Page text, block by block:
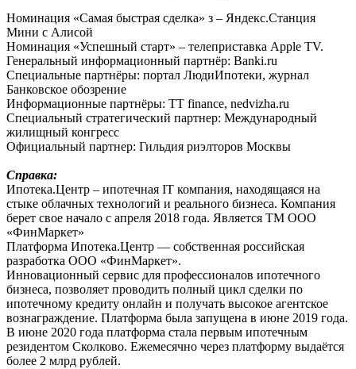
Номинация «Самая быстрая сделка» з – Яндекс.Станция
Мини с Алисой
Номинация «Успешный старт» – телеприставка Apple TV.
Генеральный информационный партнёр: Banki.ru
Специальные партнёры: портал ЛюдиИпотеки, журнал
Банковское обозрение
Информационные партнёры: TT finance, nedvizha.ru
Специальный стратегический партнер: Международный
жилищный конгресс
Официальный партнер: Гильдия риэлторов Москвы
Справка:
Ипотека.Центр – ипотечная IT компания, находящаяся на
стыке облачных технологий и реального бизнеса. Компания
берет свое начало с апреля 2018 года. Является ТМ ООО
«ФинМаркет»
Платформа Ипотека.Центр — собственная российская
разработка ООО «ФинМаркет».
Инновационный сервис для профессионалов ипотечного
бизнеса, позволяет проводить полный цикл сделки по
ипотечному кредиту онлайн и получать высокое агентское
вознаграждение. Платформа была запущена в июне 2019 года.
В июне 2020 года платформа стала первым ипотечным
резидентом Сколково. Ежемесячно через платформу выдаётся
более 2 млрд рублей.